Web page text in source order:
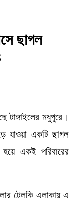
ছাগল
টাঙ্গাইলের মধুপুরে।
যাওয়া একটি ছাগল
একই পরিবারের
টেলকি এলাকায় এ